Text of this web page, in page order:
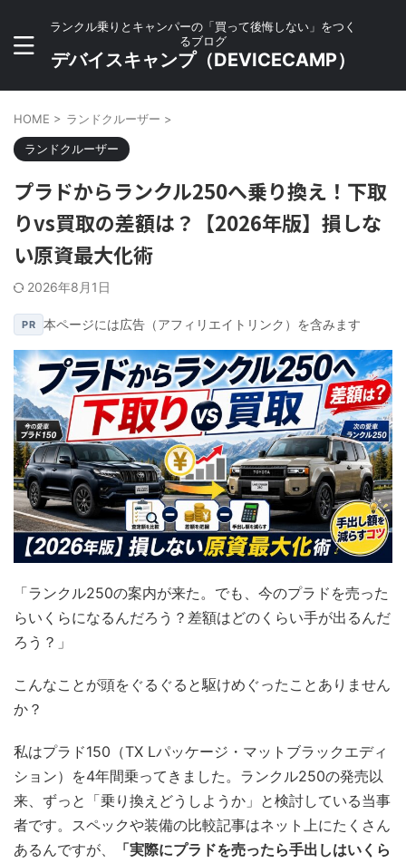
ランクル乗りとキャンパーの「買って後悔しない」をつく
るブログ
デバイスキャンプ（DEVICECAMP）
HOME > ランドクルーザー >
ランドクルーザー
プラドからランクル250へ乗り換え！下取
りvs買取の差額は？【2026年版】損しな
い原資最大化術
2026年8月1日
PR 本ページには広告（アフィリエイトリンク）を含みます
「ランクル250の案内が来た。でも、今のプラドを売った
らいくらになるんだろう？差額はどのくらい手が出るんだ
ろう？」
こんなことが頭をぐるぐると駆けめぐったことありません
か？
私はプラド150（TX Lパッケージ・マットブラックエディ
ション）を4年間乗ってきました。ランクル250の発売以
来、ずっと「乗り換えどうしようか」と検討している当事
者です。スペックや装備の比較記事はネット上にたくさん
あるんですが、
「実際にプラドを売ったら手出しはいくら